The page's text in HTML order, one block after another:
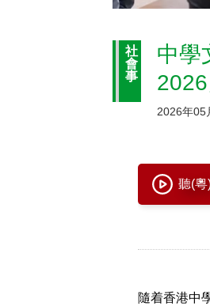
社
會
事
中學
2026年05
隨着香港中